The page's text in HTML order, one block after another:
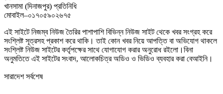
খানসামা (দিনাজপুর) প্রতিনিধি
মোবাইল–০১৭০৫৯০২৬৭৫
এই সাইটে নিজম্ব নিউজ তৈরির পাশাপাশি বিভিন্ন নিউজ সাইট থেকে খবর সংগ্রহ করে
সংশ্লিষ্ট সূত্রসহ প্রকাশ করে থাকি। তাই কোন খবর নিয়ে আপত্তি বা অভিযোগ থাকলে
সংশ্লিষ্ট নিউজ সাইটের কর্তৃপক্ষের সাথে যোগাযোগ করার অনুরোধ রইলো।বিনা
অনুমতিতে এই সাইটের সংবাদ, আলোকচিত্র অডিও ও ভিডিও ব্যবহার করা বেআইনি।
সারাদেশ সর্বশেষ